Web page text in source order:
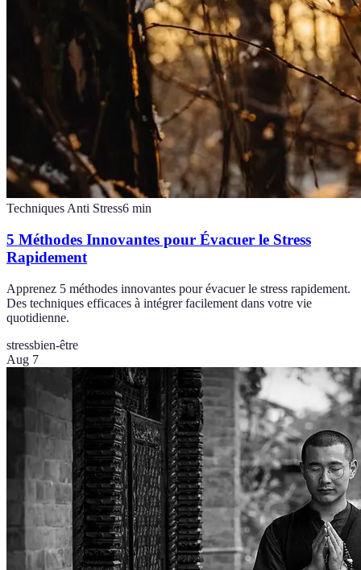
Techniques Anti Stress6 min
5 Méthodes Innovantes pour Évacuer le Stress
Rapidement
Apprenez 5 méthodes innovantes pour évacuer le stress rapidement.
Des techniques efficaces à intégrer facilement dans votre vie
quotidienne.
stressbien-être
Aug 7